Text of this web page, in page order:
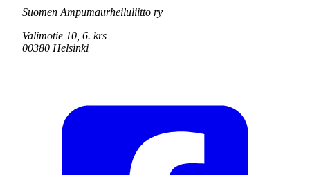
Suomen Ampumaurheiluliitto ry
Valimotie 10, 6. krs
00380 Helsinki